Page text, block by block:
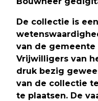
De collectie is
van de
Vrijwilligers van
druk bezig
van de collectie
te plaatsen. De